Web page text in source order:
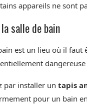
appareils ne sont
salle de bain
est un lieu où il
dangereuse
par installer un tapis
pour un bain